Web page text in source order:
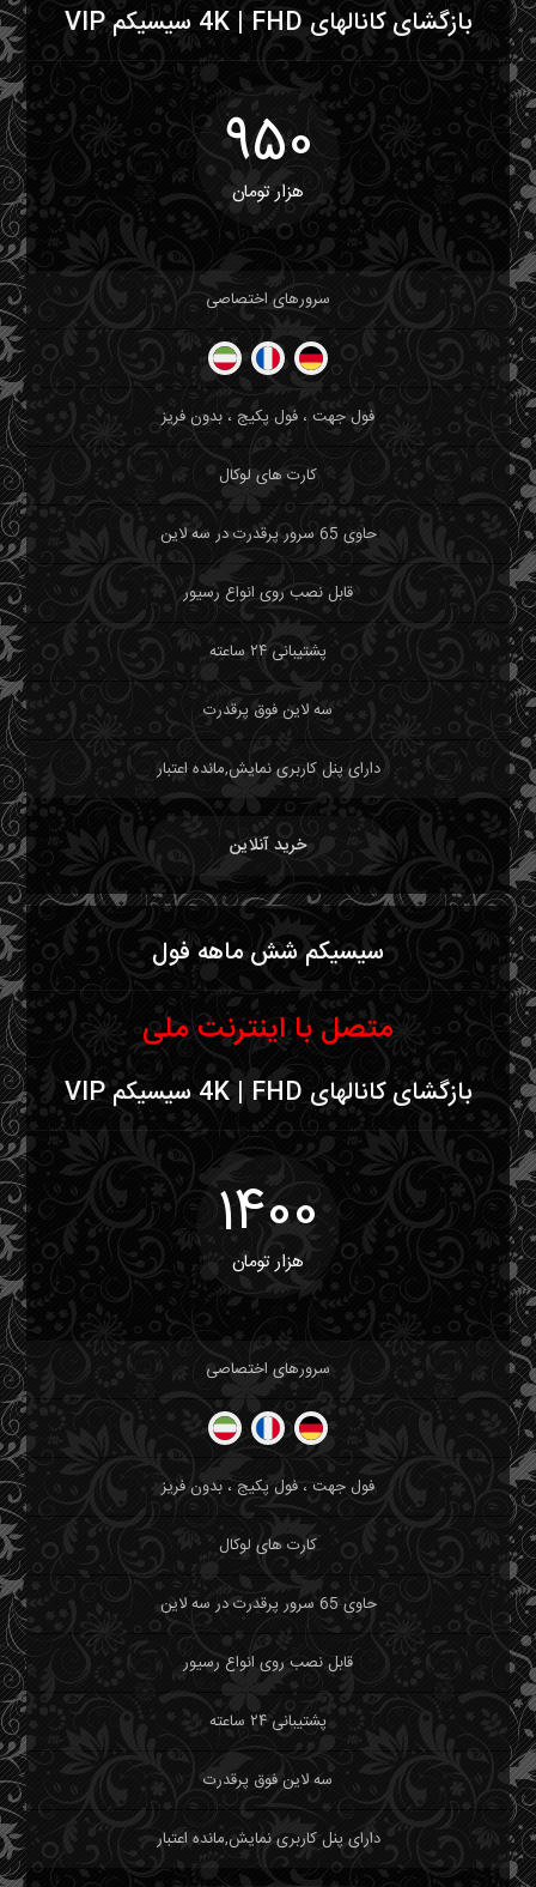
بازگشای کانالهای 4K | FHD سیسیکم VIP
950
هزار تومان
سرورهای اختصاصی
فول جهت ، فول پکیج ، بدون فریز
کارت های لوکال
حاوی 65 سرور پرقدرت در سه لاین
قابل نصب روی انواع رسیور
پشتیبانی ۲۴ ساعته
سه لاین فوق پرقدرت
دارای پنل کاربری نمایش,مانده اعتبار
خرید آنلاین
سیسیکم شش ماهه فول
متصل با اینترنت ملی
بازگشای کانالهای 4K | FHD سیسیکم VIP
1400
هزار تومان
سرورهای اختصاصی
فول جهت ، فول پکیج ، بدون فریز
کارت های لوکال
حاوی 65 سرور پرقدرت در سه لاین
قابل نصب روی انواع رسیور
پشتیبانی ۲۴ ساعته
سه لاین فوق پرقدرت
دارای پنل کاربری نمایش,مانده اعتبار